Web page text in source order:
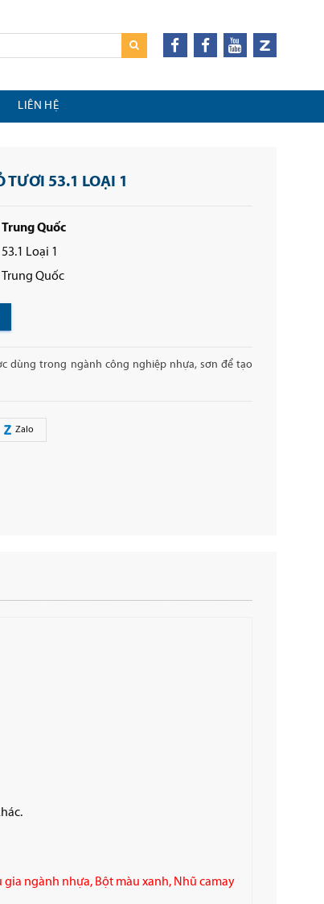
LIÊN HỆ
TƯƠI 53.1 LOẠI 1
Trung Quốc
53.1 Loại 1
Trung Quốc
dùng trong ngành công nghiệp nhựa, sơn để tạo
Zalo
gia ngành nhựa, Bột màu xanh, Nhũ camay